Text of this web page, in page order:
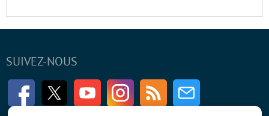
SUIVEZ-NOUS
FacebookTwitter Youtube InstagramRSS Newsletter